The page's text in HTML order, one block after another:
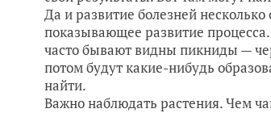
Да и развитие болезней
показывающее развитие
часто бывают видны пикниды —
потом будут какие-нибудь
найти.
Важно наблюдать растения. Чем